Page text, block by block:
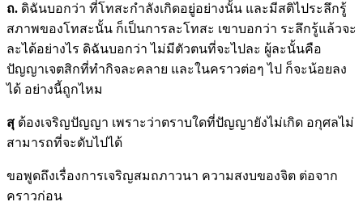
ถ. ดิฉันบอกว่า ที่โทสะกำลังเกิดอยู่อย่างนั้น และมีสติไประลึกรู้
สภาพของโทสะนั้น ก็เป็นการละโทสะ เขาบอกว่า ระลึกรู้แล้วจะ
ละได้อย่างไร ดิฉันบอกว่า ไม่มีตัวตนที่จะไปละ ผู้ละนั้นคือ
ปัญญาเจตสิกที่ทำกิจละคลาย และในคราวต่อๆ ไป ก็จะน้อยลง
ได้ อย่างนี้ถูกไหม
สุ ต้องเจริญปัญญา เพราะว่าตราบใดที่ปัญญายังไม่เกิด อกุศลไม่
สามารถที่จะดับไปได้
ขอพูดถึงเรื่องการเจริญสมถภาวนา ความสงบของจิต ต่อจาก
คราวก่อน